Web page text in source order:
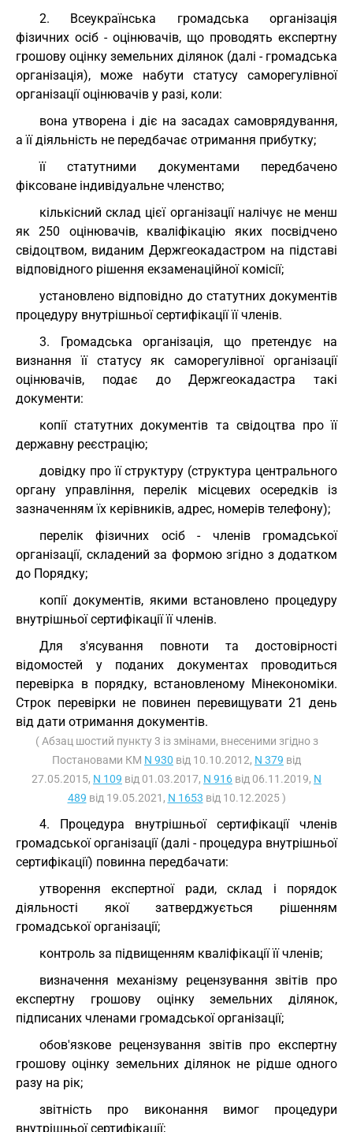
2. Всеукраїнська громадська організація
фізичних осіб - оцінювачів, що проводять експертну
грошову оцінку земельних ділянок (далі - громадська
організація), може набути статусу саморегулівної
організації оцінювачів у разі, коли:
вона утворена і діє на засадах самоврядування,
а її діяльність не передбачає отримання прибутку;
її статутними документами передбачено
фіксоване індивідуальне членство;
кількісний склад цієї організації налічує не менш
як 250 оцінювачів, кваліфікацію яких посвідчено
свідоцтвом, виданим Держгеокадастром на підставі
відповідного рішення екзаменаційної комісії;
установлено відповідно до статутних документів
процедуру внутрішньої сертифікації її членів.
3. Громадська організація, що претендує на
визнання її статусу як саморегулівної організації
оцінювачів, подає до Держгеокадастра такі
документи:
копії статутних документів та свідоцтва про її
державну реєстрацію;
довідку про її структуру (структура центрального
органу управління, перелік місцевих осередків із
зазначенням їх керівників, адрес, номерів телефону);
перелік фізичних осіб - членів громадської
організації, складений за формою згідно з додатком
до Порядку;
копії документів, якими встановлено процедуру
внутрішньої сертифікації її членів.
Для з'ясування повноти та достовірності
відомостей у поданих документах проводиться
перевірка в порядку, встановленому Мінекономіки.
Строк перевірки не повинен перевищувати 21 день
від дати отримання документів.
( Абзац шостий пункту 3 із змінами, внесеними згідно з
Постановами КМ N 930 від 10.10.2012, N 379 від
27.05.2015, N 109 від 01.03.2017, N 916 від 06.11.2019, N
489 від 19.05.2021, N 1653 від 10.12.2025 )
4. Процедура внутрішньої сертифікації членів
громадської організації (далі - процедура внутрішньої
сертифікації) повинна передбачати:
утворення експертної ради, склад і порядок
діяльності якої затверджується рішенням
громадської організації;
контроль за підвищенням кваліфікації її членів;
визначення механізму рецензування звітів про
експертну грошову оцінку земельних ділянок,
підписаних членами громадської організації;
обов'язкове рецензування звітів про експертну
грошову оцінку земельних ділянок не рідше одного
разу на рік;
звітність про виконання вимог процедури
внутрішньої сертифікації;